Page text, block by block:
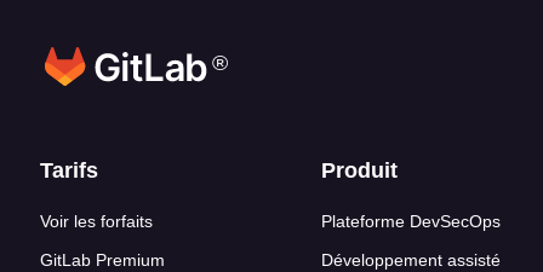
®
Liens en bas de page
Tarifs
Voir les forfaits
GitLab Premium
Produit
Plateforme DevSecOps
Développement assisté